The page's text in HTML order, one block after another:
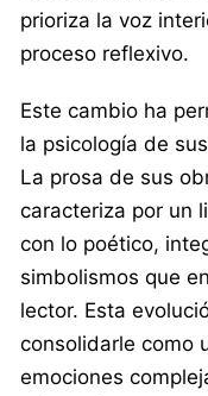
prioriza la voz
proceso reflexivo.
Este cambio ha
la psicología de
La prosa de sus
caracteriza por un
con lo poético,
simbolismos que
lector. Esta
consolidarle como
emociones